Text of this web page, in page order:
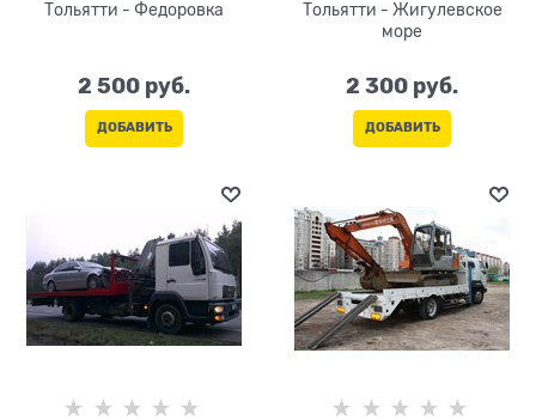
Тольятти - Федоровка
2 500 руб.
ДОБАВИТЬ
Тольятти - Жигулевское
море
2 300 руб.
ДОБАВИТЬ